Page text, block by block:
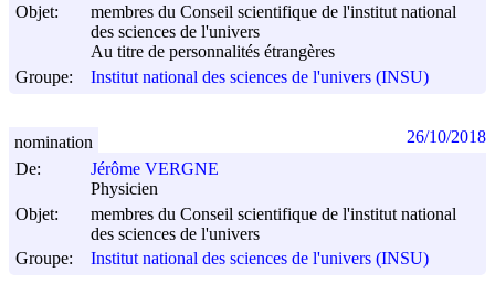
Objet:
membres du Conseil scientifique de l'institut national
des sciences de l'univers
Au titre de personnalités étrangères
Groupe:
Institut national des sciences de l'univers (INSU)
De:
Jérôme VERGNE
Physicien
Objet:
membres du Conseil scientifique de l'institut national
des sciences de l'univers
Groupe:
Institut national des sciences de l'univers (INSU)
nomination 26/10/2018